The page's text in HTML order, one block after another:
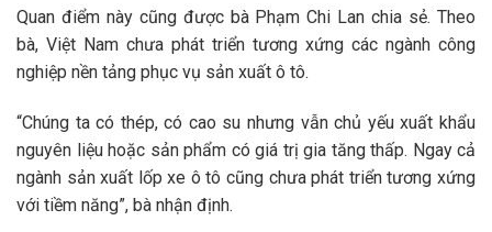
Quan điểm này cũng được bà Phạm Chi Lan chia sẻ. Theo
bà, Việt Nam chưa phát triển tương xứng các ngành công
nghiệp nền tảng phục vụ sản xuất ô tô.
“Chúng ta có thép, có cao su nhưng vẫn chủ yếu xuất khẩu
nguyên liệu hoặc sản phẩm có giá trị gia tăng thấp. Ngay cả
ngành sản xuất lốp xe ô tô cũng chưa phát triển tương xứng
với tiềm năng”, bà nhận định.